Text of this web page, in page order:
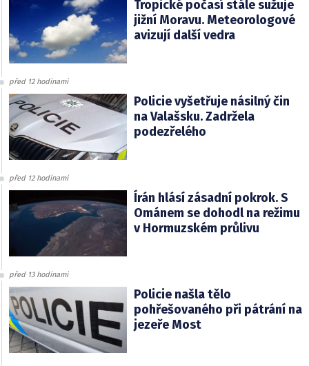
Tropické počasí stále sužuje
jižní Moravu. Meteorologové
avizují další vedra
před 12 hodinami
Policie vyšetřuje násilný čin
na Valašsku. Zadržela
podezřelého
před 12 hodinami
Írán hlásí zásadní pokrok. S
Ománem se dohodl na režimu
v Hormuzském průlivu
před 13 hodinami
Policie našla tělo
pohřešovaného při pátrání na
jezeře Most